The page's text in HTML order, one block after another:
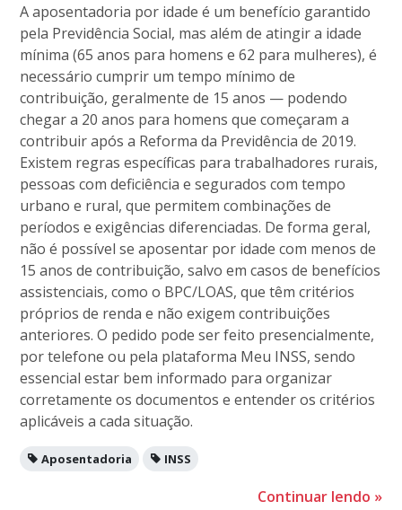
A aposentadoria por idade é um benefício garantido
pela Previdência Social, mas além de atingir a idade
mínima (65 anos para homens e 62 para mulheres), é
necessário cumprir um tempo mínimo de
contribuição, geralmente de 15 anos — podendo
chegar a 20 anos para homens que começaram a
contribuir após a Reforma da Previdência de 2019.
Existem regras específicas para trabalhadores rurais,
pessoas com deficiência e segurados com tempo
urbano e rural, que permitem combinações de
períodos e exigências diferenciadas. De forma geral,
não é possível se aposentar por idade com menos de
15 anos de contribuição, salvo em casos de benefícios
assistenciais, como o BPC/LOAS, que têm critérios
próprios de renda e não exigem contribuições
anteriores. O pedido pode ser feito presencialmente,
por telefone ou pela plataforma Meu INSS, sendo
essencial estar bem informado para organizar
corretamente os documentos e entender os critérios
aplicáveis a cada situação.
Aposentadoria INSS
Continuar lendo »